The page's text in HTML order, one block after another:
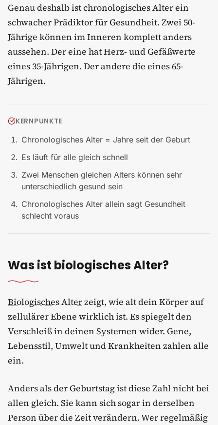
Genau deshalb ist chronologisches Alter ein
schwacher Prädiktor für Gesundheit. Zwei 50-
Jährige können im Inneren komplett anders
aussehen. Der eine hat Herz- und Gefäßwerte
eines 35-Jährigen. Der andere die eines 65-
Jährigen.
KERNPUNKTE
Chronologisches Alter = Jahre seit der Geburt
Es läuft für alle gleich schnell
Zwei Menschen gleichen Alters können sehr
unterschiedlich gesund sein
Chronologisches Alter allein sagt Gesundheit
schlecht voraus
Was ist biologisches Alter?
Biologisches Alterzeigt, wie alt dein Körper auf
zellulärer Ebene wirklich ist. Es spiegelt den
Verschleiß in deinen Systemen wider. Gene,
Lebensstil, Umwelt und Krankheiten zahlen alle
ein.
Anders als der Geburtstag ist diese Zahl nicht bei
allen gleich. Sie kann sich sogar in derselben
Person über die Zeit verändern. Wer regelmäßig